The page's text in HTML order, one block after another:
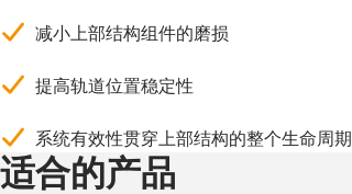
减小上部结构组件的磨损
提高轨道位置稳定性
系统有效性贯穿上部结构的整个生命周期
适合的产品